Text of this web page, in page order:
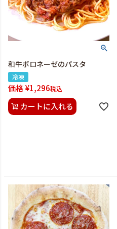
和牛ボロネーゼのパスタ
冷凍
価格¥1,296税込
カートに入れる